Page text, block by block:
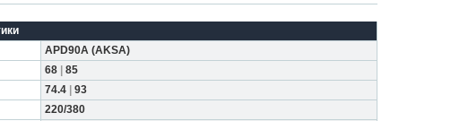
APD90A (AKSA)
68
85
74.4
93
220/380